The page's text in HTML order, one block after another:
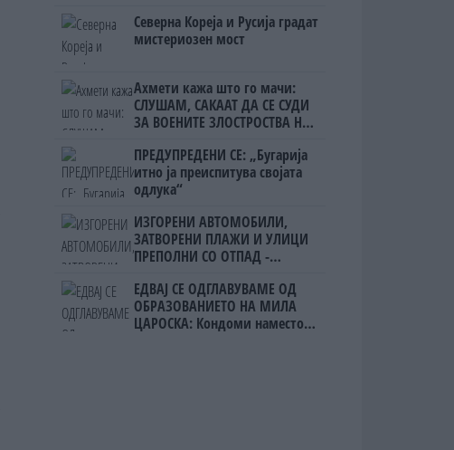
Северна Кореја и Русија градат
мистериозен мост
Ахмети кажа што го мачи:
СЛУШАМ, САКААТ ДА СЕ СУДИ
ЗА ВОЕНИТЕ ЗЛОСТРОСТВА НА
ПРЕДУПРЕДЕНИ СЕ: „Бугарија
итно ја преиспитува својата
одлука“
ИЗГОРЕНИ АВТОМОБИЛИ,
ЗАТВОРЕНИ ПЛАЖИ И УЛИЦИ
ПРЕПОЛНИ СО ОТПАД -
мигрантскиот бран кон Сеута
ЕДВАЈ СЕ ОДГЛАВУВАМЕ ОД
ОБРАЗОВАНИЕТО НА МИЛА
ЦАРОСКА: Кондоми наместо